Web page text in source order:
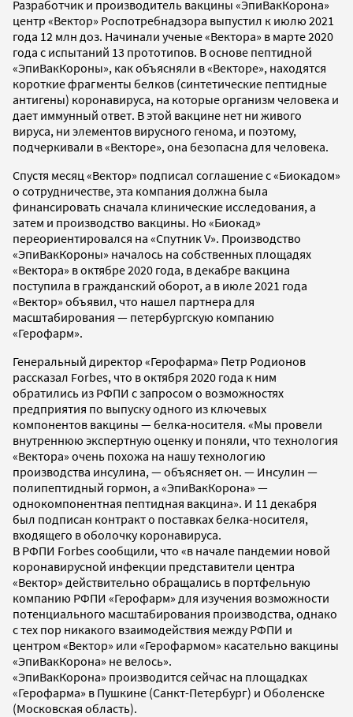
Разработчик и производитель вакцины «ЭпиВакКорона»
центр «Вектор» Роспотребнадзора выпустил к июлю 2021
года 12 млн доз. Начинали ученые «Вектора» в марте 2020
года с испытаний 13 прототипов. В основе пептидной
«ЭпиВакКороны», как объясняли в «Векторе», находятся
короткие фрагменты белков (синтетические пептидные
антигены) коронавируса, на которые организм человека и
дает иммунный ответ. В этой вакцине нет ни живого
вируса, ни элементов вирусного генома, и поэтому,
подчеркивали в «Векторе», она безопасна для человека.
Спустя месяц «Вектор» подписал соглашение с «Биокадом»
о сотрудничестве, эта компания должна была
финансировать сначала клинические исследования, а
затем и производство вакцины. Но «Биокад»
переориентировался на «Спутник V». Производство
«ЭпиВакКороны» началось на собственных площадях
«Вектора» в октябре 2020 года, в декабре вакцина
поступила в гражданский оборот, а в июле 2021 года
«Вектор» объявил, что нашел партнера для
масштабирования — петербургскую компанию
«Герофарм».
Генеральный директор «Герофарма» Петр Родионов
рассказал Forbes, что в октября 2020 года к ним
обратились из РФПИ с запросом о возможностях
предприятия по выпуску одного из ключевых
компонентов вакцины — белка-носителя. «Мы провели
внутреннюю экспертную оценку и поняли, что технология
«Вектора» очень похожа на нашу технологию
производства инсулина, — объясняет он. — Инсулин —
полипептидный гормон, а «ЭпиВакКорона» —
однокомпонентная пептидная вакцина». И 11 декабря
был подписан контракт о поставках белка-носителя,
входящего в оболочку коронавируса.
В РФПИ Forbes сообщили, что «в начале пандемии новой
коронавирусной инфекции представители центра
«Вектор» действительно обращались в портфельную
компанию РФПИ «Герофарм» для изучения возможности
потенциального масштабирования производства, однако
с тех пор никакого взаимодействия между РФПИ и
центром «Вектор» или «Герофармом» касательно вакцины
«ЭпиВакКорона» не велось».
«ЭпиВакКорона» производится сейчас на площадках
«Герофарма» в Пушкине (Санкт-Петербург) и Оболенске
(Московская область).